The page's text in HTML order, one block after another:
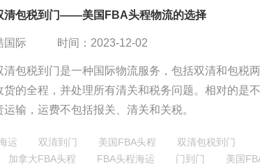
清包税到门——美国FBA头程物流的选择
国际 时间：2023-12-02
清包税到门是一种国际物流服务，包括双清和包税
货的全程，并处理所有清关和税务问题。相对的是
运输，运费不包括报关、清关和关税。
运 双清到门 美国FBA头程
双清包税到门
加拿大FBA头程 FBA头程海运 门到门
美国